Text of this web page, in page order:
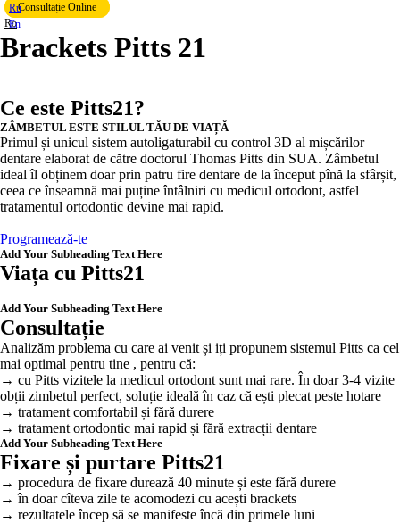
Consultație Online
Ro
Ru
En
Brackets Pitts 21
Ce este Pitts21?
ZÂMBETUL ESTE STILUL TĂU DE VIAȚĂ
Primul și unicul sistem autoligaturabil cu control 3D al mișcărilor
dentare elaborat de către doctorul Thomas Pitts din SUA. Zâmbetul
ideal îl obținem doar prin patru fire dentare de la început pînă la sfârșit,
ceea ce înseamnă mai puține întâlniri cu medicul ortodont, astfel
tratamentul ortodontic devine mai rapid.
Programează-te
Add Your Subheading Text Here
Viața cu Pitts21
Add Your Subheading Text Here
Consultație
Analizăm problema cu care ai venit și iți propunem sistemul Pitts ca cel
mai optimal pentru tine , pentru că:
→ cu Pitts vizitele la medicul ortodont sunt mai rare. În doar 3-4 vizite
obții zimbetul perfect, soluție ideală în caz că ești plecat peste hotare
→ tratament comfortabil și fără durere
→ tratament ortodontic mai rapid și fără extracții dentare
Add Your Subheading Text Here
Fixare și purtare Pitts21
→ procedura de fixare durează 40 minute și este fără durere
→ în doar cîteva zile te acomodezi cu acești brackets
→ rezultatele încep să se manifeste încă din primele luni